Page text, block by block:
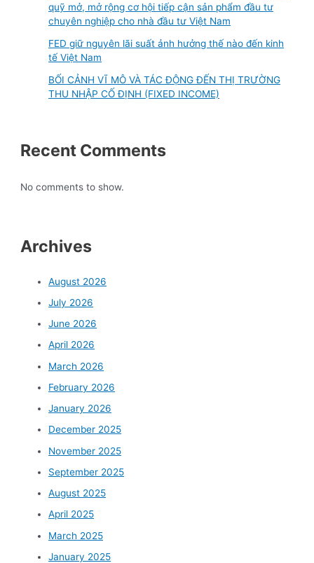
quỹ mở, mở rộng cơ hội tiếp cận sản phẩm đầu tư
chuyên nghiệp cho nhà đầu tư Việt Nam
FED giữ nguyên lãi suất ảnh hưởng thế nào đến kinh
tế Việt Nam
BỐI CẢNH VĨ MÔ VÀ TÁC ĐỘNG ĐẾN THỊ TRƯỜNG
THU NHẬP CỐ ĐỊNH (FIXED INCOME)
Recent Comments
No comments to show.
Archives
August 2026
July 2026
June 2026
April 2026
March 2026
February 2026
January 2026
December 2025
November 2025
September 2025
August 2025
April 2025
March 2025
January 2025